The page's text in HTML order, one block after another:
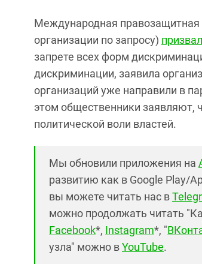
Международная правозащитная
организации по запросу)
запрете всех форм
дискриминации, заявила
организаций уже направили в
этом общественники заявляют,
политической воли властей.
Мы обновили приложения на
развитию как в Google Play/
вы можете читать нас в
можно продолжать читать
Facebook*, Instagram*, "
узла" можно вYouTube.